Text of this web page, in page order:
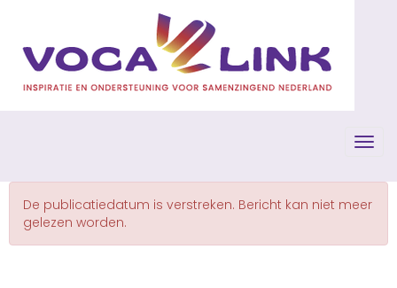
De publicatiedatum is verstreken. Bericht kan niet meer
gelezen worden.